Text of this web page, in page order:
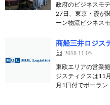
政府のビジネスモ
27日、東京・霞が
ーン物流ビジネス
商船三井ロジス
2018.11.05
東欧エリアの営業
ジスティクスは11
月1日付でポーラ